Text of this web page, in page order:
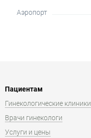
Аэропорт
Пациентам
Гинекологические клиники
Врачи гинекологи
Услуги и цены